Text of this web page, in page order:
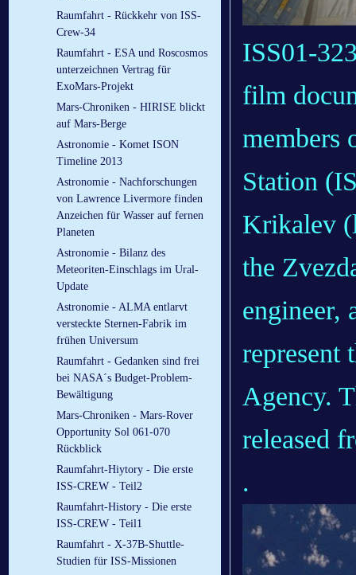
Raumfahrt - Rückkehr von ISS-
Crew-34
Raumfahrt - ESA und Roscosmos
unterzeichnen Vertrag für
ExoMars-Projekt
Mars-Chroniken - HIRISE blickt
auf Mars-Berge
Astronomie - Komet ISON
Timeline 2013
Astronomie - Nachforschungen
von Lawrence Livermore finden
Anzeichen für Wasser auf fernen
Planeten
Astronomie - Bilanz des
Meteoriten-Einschlags im Ural-
Update
Astronomie - ALMA entlarvt
versteckte Sternen-Fabrik im
frühen Universum
Raumfahrt - Gedanken sind frei
bei NASA´s Budget-Problem-
Bewältigung
Mars-Chroniken - Mars-Rover
Opportunity Sol 061-070
Rückblick
Raumfahrt-Hiytory - Die erste
ISS-CREW - Teil2
Raumfahrt-History - Die erste
ISS-CREW - Teil1
Raumfahrt - X-37B-Shuttle-
Studien für ISS-Missionen
ISS01-
film
members
Station
Krikalev
the
engineer,
represent
Agency.
released
.